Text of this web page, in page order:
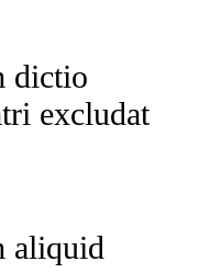
dictio
excludat
aliquid